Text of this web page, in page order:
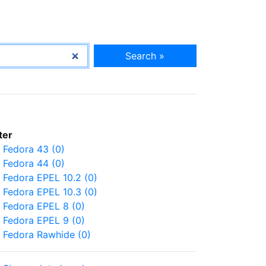
Search »
Fedora 43 (0)
Fedora 44 (0)
Fedora EPEL 10.2 (0)
Fedora EPEL 10.3 (0)
Fedora EPEL 8 (0)
Fedora EPEL 9 (0)
Fedora Rawhide (0)